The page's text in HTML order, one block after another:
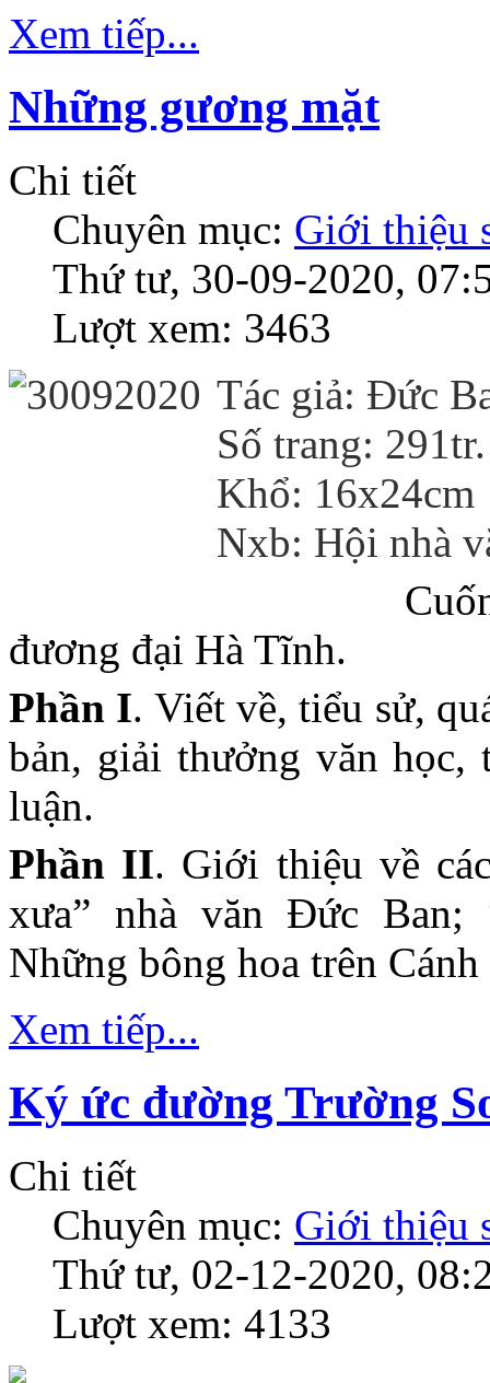
Xem tiếp...
Những gương mặt
Chi tiết
Chuyên mục: Giới thiệu
Thứ tư, 30-09-2020,
Lượt xem: 3463
Tác giả: Đức
Số trang: 291tr.
Khổ: 16x24cm
Nxb: Hội nhà
đương đại Hà Tĩnh.
Phần I. Viết về, tiểu sử,
bản, giải thưởng văn học,
luận.
Phần II. Giới thiệu về
xưa” nhà văn Đức Ban;
Những bông hoa trên
Xem tiếp...
Ký ức đường Trường
Chi tiết
Chuyên mục: Giới thiệu
Thứ tư, 02-12-2020,
Lượt xem: 4133